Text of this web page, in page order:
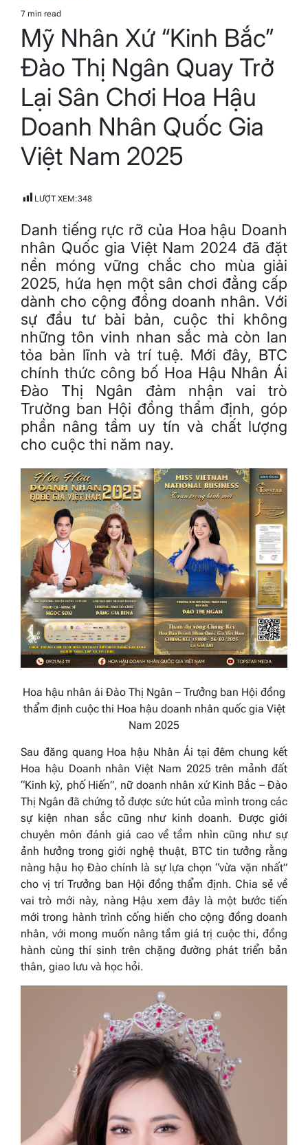
IN
Estimated
read
time
7 min read
Mỹ Nhân Xứ “Kinh Bắc”
Đào Thị Ngân Quay Trở
Lại Sân Chơi Hoa Hậu
Doanh Nhân Quốc Gia
Việt Nam 2025
LƯỢT XEM:348
Danh tiếng rực rỡ của Hoa hậu Doanh
nhân Quốc gia Việt Nam 2024 đã đặt
nền móng vững chắc cho mùa giải
2025, hứa hẹn một sân chơi đẳng cấp
dành cho cộng đồng doanh nhân. Với
sự đầu tư bài bản, cuộc thi không
những tôn vinh nhan sắc mà còn lan
tỏa bản lĩnh và trí tuệ. Mới đây, BTC
chính thức công bố Hoa Hậu Nhân Ái
Đào Thị Ngân đảm nhận vai trò
Trưởng ban Hội đồng thẩm định, góp
phần nâng tầm uy tín và chất lượng
cho cuộc thi năm nay.
Hoa hậu nhân ái Đào Thị Ngân – Trưởng ban Hội đồng
thẩm định cuộc thi Hoa hậu doanh nhân quốc gia Việt
Nam 2025
Sau đăng quang Hoa hậu Nhân Ái tại đêm chung kết
Hoa hậu Doanh nhân Việt Nam 2025 trên mảnh đất
“Kinh kỳ, phố Hiến”, nữ doanh nhân xứ Kinh Bắc – Đào
Thị Ngân đã chứng tỏ được sức hút của mình trong các
sự kiện nhan sắc cũng như kinh doanh. Được giới
chuyên môn đánh giá cao về tầm nhìn cũng như sự
ảnh hưởng trong giới nghệ thuật, BTC tin tưởng rằng
nàng hậu họ Đào chính là sự lựa chọn “vừa vặn nhất”
cho vị trí Trưởng ban Hội đồng thẩm định. Chia sẻ về
vai trò mới này, nàng Hậu xem đây là một bước tiến
mới trong hành trình cống hiến cho cộng đồng doanh
nhân, với mong muốn nâng tầm giá trị cuộc thi, đồng
hành cùng thí sinh trên chặng đường phát triển bản
thân, giao lưu và học hỏi.